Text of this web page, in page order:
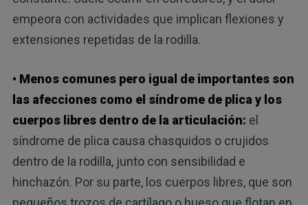
empeora con actividades que implican flexiones y
extensiones repetidas de la rodilla.
• Menos comunes pero igual de importantes son
las afecciones como el síndrome de plica y los
cuerpos libres dentro de la articulación: el
síndrome de plica causa chasquidos o crujidos
dentro de la rodilla, junto con sensibilidad e
hinchazón. Por su parte, los cuerpos libres, que son